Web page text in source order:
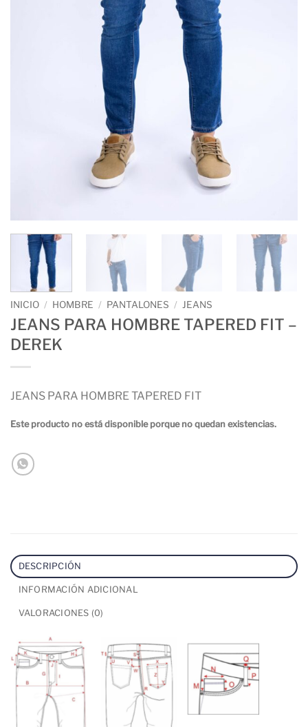
INICIO / HOMBRE / PANTALONES / JEANS
JEANS PARA HOMBRE TAPERED FIT –
DEREK
JEANS PARA HOMBRE TAPERED FIT
Este producto no está disponible porque no quedan existencias.
DESCRIPCIÓN
INFORMACIÓN ADICIONAL
VALORACIONES (0)